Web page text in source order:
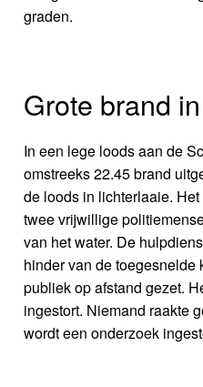
graden.
Grote brand
In een lege loods aan de
omstreeks 22.45 brand
de loods in lichterlaaie.
twee vrijwillige
van het water. De
hinder van de toegesnelde
publiek op afstand gezet.
ingestort. Niemand raakte
wordt een onderzoek